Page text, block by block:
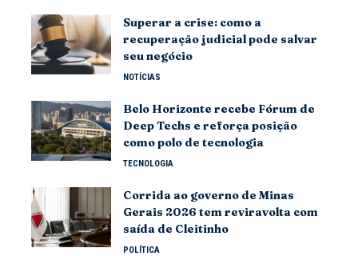
Superar a crise: como a
recuperação judicial pode salvar
seu negócio
NOTÍCIAS
Belo Horizonte recebe Fórum de
Deep Techs e reforça posição
como polo de tecnologia
TECNOLOGIA
Corrida ao governo de Minas
Gerais 2026 tem reviravolta com
saída de Cleitinho
POLÍTICA